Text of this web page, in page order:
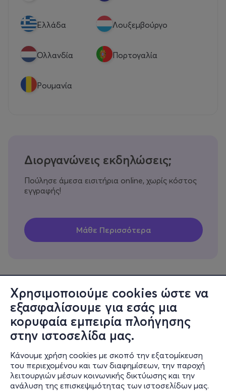
Χρησιμοποιούμε cookies ώστε να
εξασφαλίσουμε για εσάς μια
κορυφαία εμπειρία πλοήγησης
στην ιστοσελίδα μας.
Κάνουμε χρήση cookies με σκοπό την εξατομίκευση
του περιεχομένου και των διαφημίσεων, την παροχή
λειτουργιών μέσων κοινωνικής δικτύωσης και την
ανάλυση της επισκεψιμότητας των ιστοσελίδων μας.
Eλλάδα Λουξεμβούργο
Ολλανδία Πορτογαλία
Ρουμανία
Διοργανώνεις εκδηλώσεις;
Πούλησε άμεσα εισιτήρια online, χωρίς κόστος
εγγραφής!
Πληροφορίες
Υποστήριξη
Stay Connected